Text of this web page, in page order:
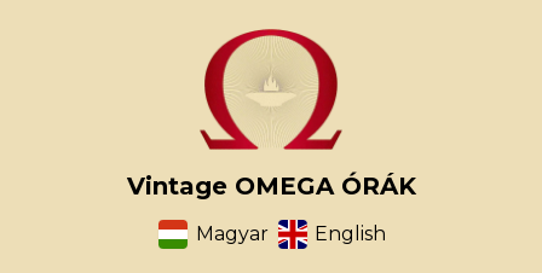
Vintage OMEGA ÓRÁK
Magyar English